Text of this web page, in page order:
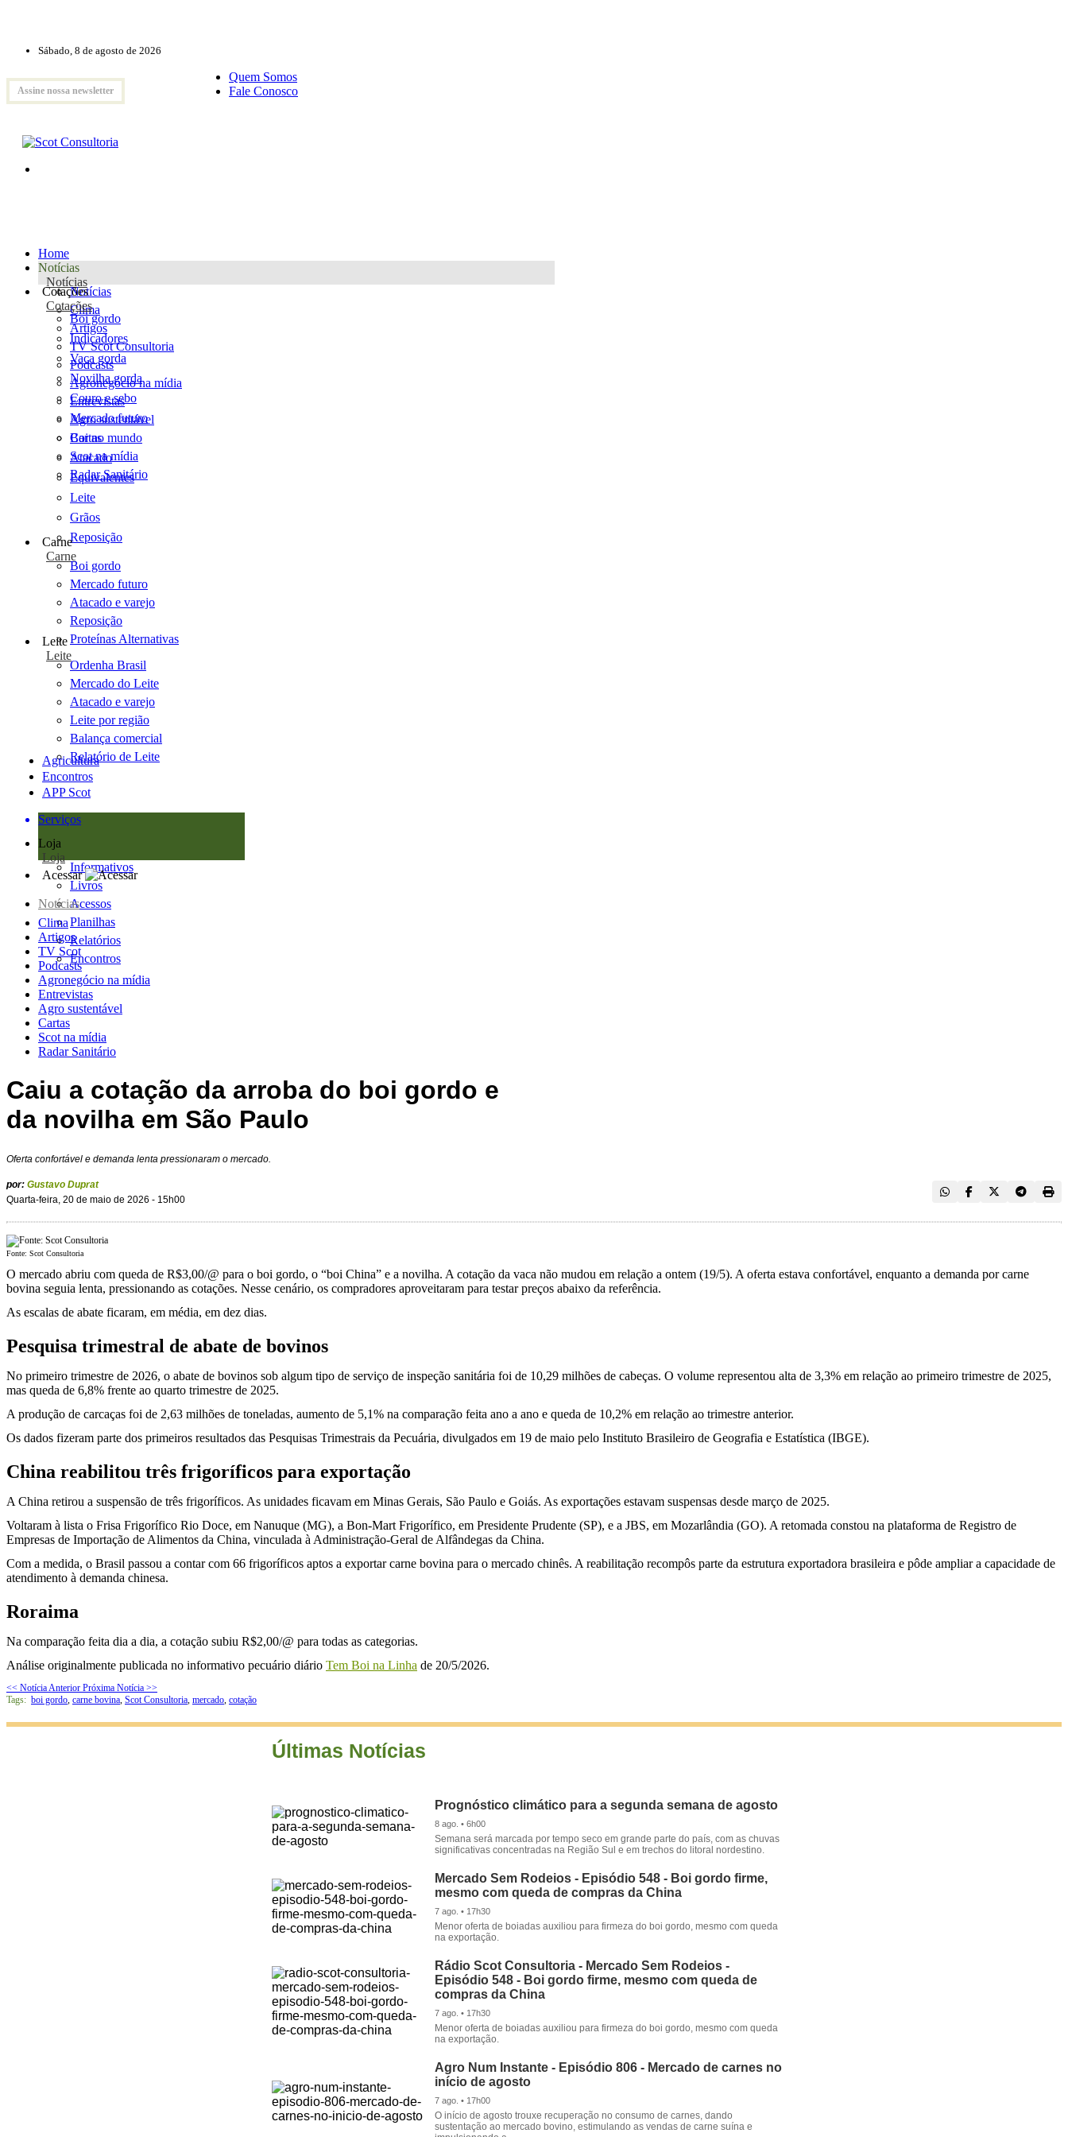
Sábado, 8 de agosto de 2026
Assine nossa newsletter
Quem Somos
Fale Conosco
Home
Notícias
Notícias
Notícias
Clima
Artigos
TV Scot Consultoria
Podcasts
Agronegócio na mídia
Entrevistas
Agro sustentável
Cartas
Scot na mídia
Radar Sanitário
Cotações
Cotações
Boi gordo
Indicadores
Vaca gorda
Novilha gorda
Couro e sebo
Mercado futuro
Boi no mundo
Atacado
Equivalentes
Leite
Grãos
Reposição
Carne
Carne
Boi gordo
Mercado futuro
Atacado e varejo
Reposição
Proteínas Alternativas
Leite
Leite
Ordenha Brasil
Mercado do Leite
Atacado e varejo
Leite por região
Balança comercial
Relatório de Leite
Agricultura
Encontros
APP Scot
Serviços
Loja
Loja
Informativos
Livros
Acessos
Planilhas
Relatórios
Encontros
Acessar
Notícias
Clima
Artigos
TV Scot
Podcasts
Agronegócio na mídia
Entrevistas
Agro sustentável
Cartas
Scot na mídia
Radar Sanitário
Caiu a cotação da arroba do boi gordo e
da novilha em São Paulo
Oferta confortável e demanda lenta pressionaram o mercado.
por: Gustavo Duprat
Quarta-feira, 20 de maio de 2026 - 15h00
Fonte: Scot Consultoria
O mercado abriu com queda de R$3,00/@ para o boi gordo, o “boi China” e a novilha. A cotação da vaca não mudou em relação a ontem (19/5). A oferta estava confortável, enquanto a demanda por carne
bovina seguia lenta, pressionando as cotações. Nesse cenário, os compradores aproveitaram para testar preços abaixo da referência.
As escalas de abate ficaram, em média, em dez dias.
Pesquisa trimestral de abate de bovinos
No primeiro trimestre de 2026, o abate de bovinos sob algum tipo de serviço de inspeção sanitária foi de 10,29 milhões de cabeças. O volume representou alta de 3,3% em relação ao primeiro trimestre de 2025,
mas queda de 6,8% frente ao quarto trimestre de 2025.
A produção de carcaças foi de 2,63 milhões de toneladas, aumento de 5,1% na comparação feita ano a ano e queda de 10,2% em relação ao trimestre anterior.
Os dados fizeram parte dos primeiros resultados das Pesquisas Trimestrais da Pecuária, divulgados em 19 de maio pelo Instituto Brasileiro de Geografia e Estatística (IBGE).
China reabilitou três frigoríficos para exportação
A China retirou a suspensão de três frigoríficos. As unidades ficavam em Minas Gerais, São Paulo e Goiás. As exportações estavam suspensas desde março de 2025.
Voltaram à lista o Frisa Frigorífico Rio Doce, em Nanuque (MG), a Bon-Mart Frigorífico, em Presidente Prudente (SP), e a JBS, em Mozarlândia (GO). A retomada constou na plataforma de Registro de
Empresas de Importação de Alimentos da China, vinculada à Administração-Geral de Alfândegas da China.
Com a medida, o Brasil passou a contar com 66 frigoríficos aptos a exportar carne bovina para o mercado chinês. A reabilitação recompôs parte da estrutura exportadora brasileira e pôde ampliar a capacidade de
atendimento à demanda chinesa.
Roraima
Na comparação feita dia a dia, a cotação subiu R$2,00/@ para todas as categorias.
Análise originalmente publicada no informativo pecuário diário Tem Boi na Linha de 20/5/2026.
<< Notícia Anterior Próxima Notícia >>
Tags: boi gordo carne bovina Scot Consultoria mercado cotação
Últimas Notícias
Prognóstico climático para a segunda semana de agosto
8 ago. • 6h00
Semana será marcada por tempo seco em grande parte do país, com as chuvas
significativas concentradas na Região Sul e em trechos do litoral nordestino.
Mercado Sem Rodeios - Episódio 548 - Boi gordo firme,
mesmo com queda de compras da China
7 ago. • 17h30
Menor oferta de boiadas auxiliou para firmeza do boi gordo, mesmo com queda
na exportação.
Rádio Scot Consultoria - Mercado Sem Rodeios -
Episódio 548 - Boi gordo firme, mesmo com queda de
compras da China
7 ago. • 17h30
Menor oferta de boiadas auxiliou para firmeza do boi gordo, mesmo com queda
na exportação.
Agro Num Instante - Episódio 806 - Mercado de carnes no
início de agosto
7 ago. • 17h00
O início de agosto trouxe recuperação no consumo de carnes, dando
sustentação ao mercado bovino, estimulando as vendas de carne suína e